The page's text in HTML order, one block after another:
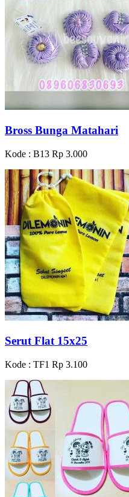
Bross Bunga Matahari
Kode : B13 Rp 3.000
Serut Flat 15x25
Kode : TF1 Rp 3.100